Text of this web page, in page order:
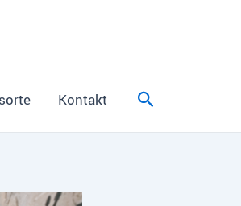
Kontakt Suchen